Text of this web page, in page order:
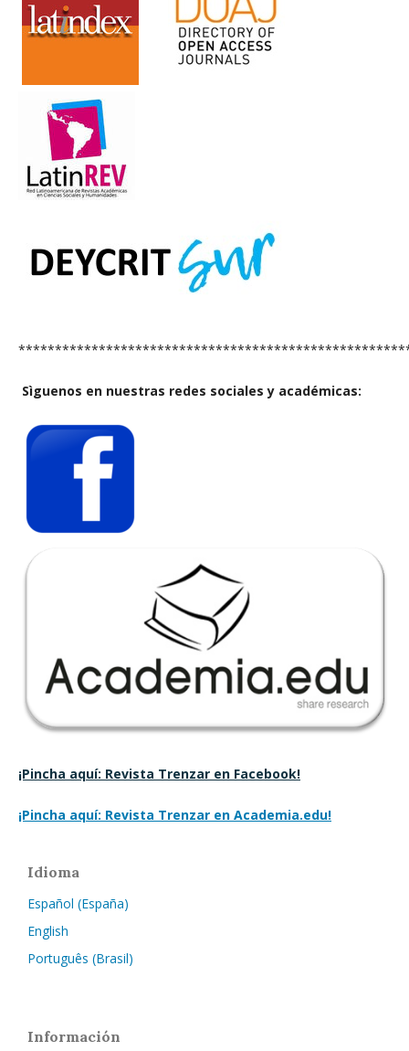
Sìguenos en nuestras redes sociales y académicas:
¡Pincha aquí: Revista Trenzar en Facebook!
¡Pincha aquí: Revista Trenzar en Academia.edu!
Idioma
Español (España)
English
Português (Brasil)
Información